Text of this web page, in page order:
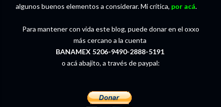
algunos buenos elementos a considerar. Mi crítica, por acá.
Para mantener con vida este blog, puede donar en el oxxo
más cercano a la cuenta
BANAMEX 5206-9490-2888-5191
o acá abajito, a través de paypal: